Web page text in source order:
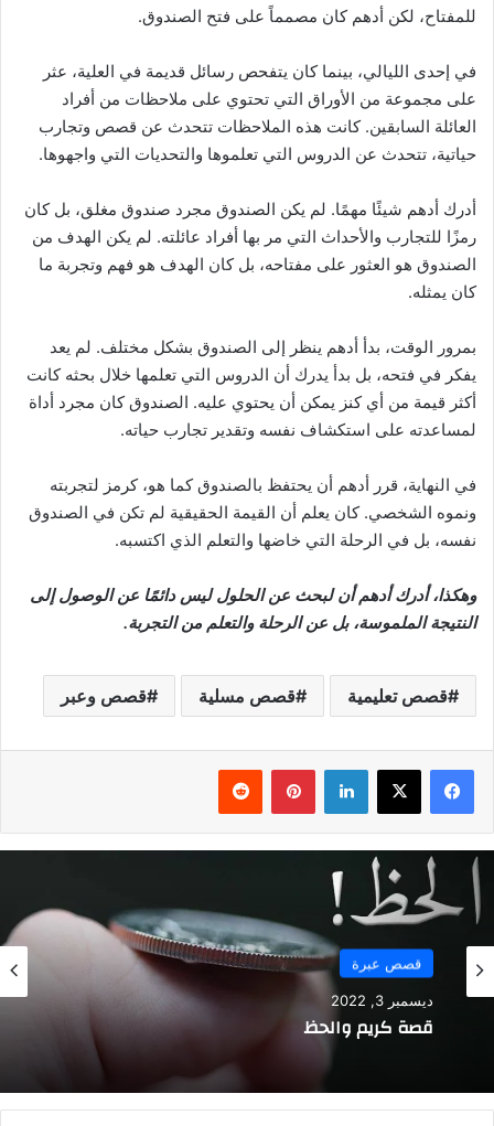
للمفتاح، لكن أدهم كان مصمماً على فتح الصندوق.
في إحدى الليالي، بينما كان يتفحص رسائل قديمة في العلية، عثر
على مجموعة من الأوراق التي تحتوي على ملاحظات من أفراد
العائلة السابقين. كانت هذه الملاحظات تتحدث عن قصص وتجارب
حياتية، تتحدث عن الدروس التي تعلموها والتحديات التي واجهوها.
أدرك أدهم شيئًا مهمًا. لم يكن الصندوق مجرد صندوق مغلق، بل كان
رمزًا للتجارب والأحداث التي مر بها أفراد عائلته. لم يكن الهدف من
الصندوق هو العثور على مفتاحه، بل كان الهدف هو فهم وتجربة ما
كان يمثله.
بمرور الوقت، بدأ أدهم ينظر إلى الصندوق بشكل مختلف. لم يعد
يفكر في فتحه، بل بدأ يدرك أن الدروس التي تعلمها خلال بحثه كانت
أكثر قيمة من أي كنز يمكن أن يحتوي عليه. الصندوق كان مجرد أداة
لمساعدته على استكشاف نفسه وتقدير تجارب حياته.
في النهاية، قرر أدهم أن يحتفظ بالصندوق كما هو، كرمز لتجربته
ونموه الشخصي. كان يعلم أن القيمة الحقيقية لم تكن في الصندوق
نفسه، بل في الرحلة التي خاضها والتعلم الذي اكتسبه.
وهكذا، أدرك أدهم أن لبحث عن الحلول ليس دائمًا عن الوصول إلى
النتيجة الملموسة، بل عن الرحلة والتعلم من التجربة.
قصص تعليمية قصص مسلية قصص وعبر
فيسبوك ‫X لينكدإن بينتيريست
قصص عبرة
ديسمبر 3, 2022
قصة كريم والحظ